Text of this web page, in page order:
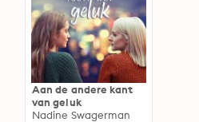
Aan de andere kant
van geluk
Nadine Swagerman